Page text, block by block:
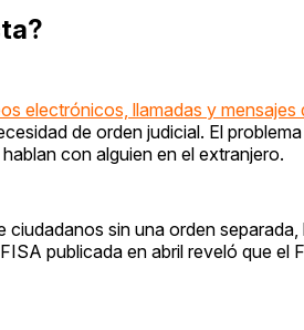
electrónicos, llamadas y mensajes
de orden judicial. El
con alguien en el extranjero.
sin una orden
publicada en abril reveló que el